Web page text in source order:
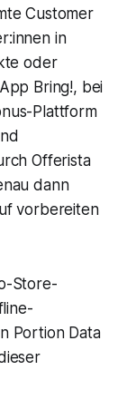
Customer
in
oder
Bring!, bei
Plattform
Offerista
dann
vorbereiten
Store-
Portion Data